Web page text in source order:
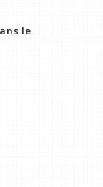
le